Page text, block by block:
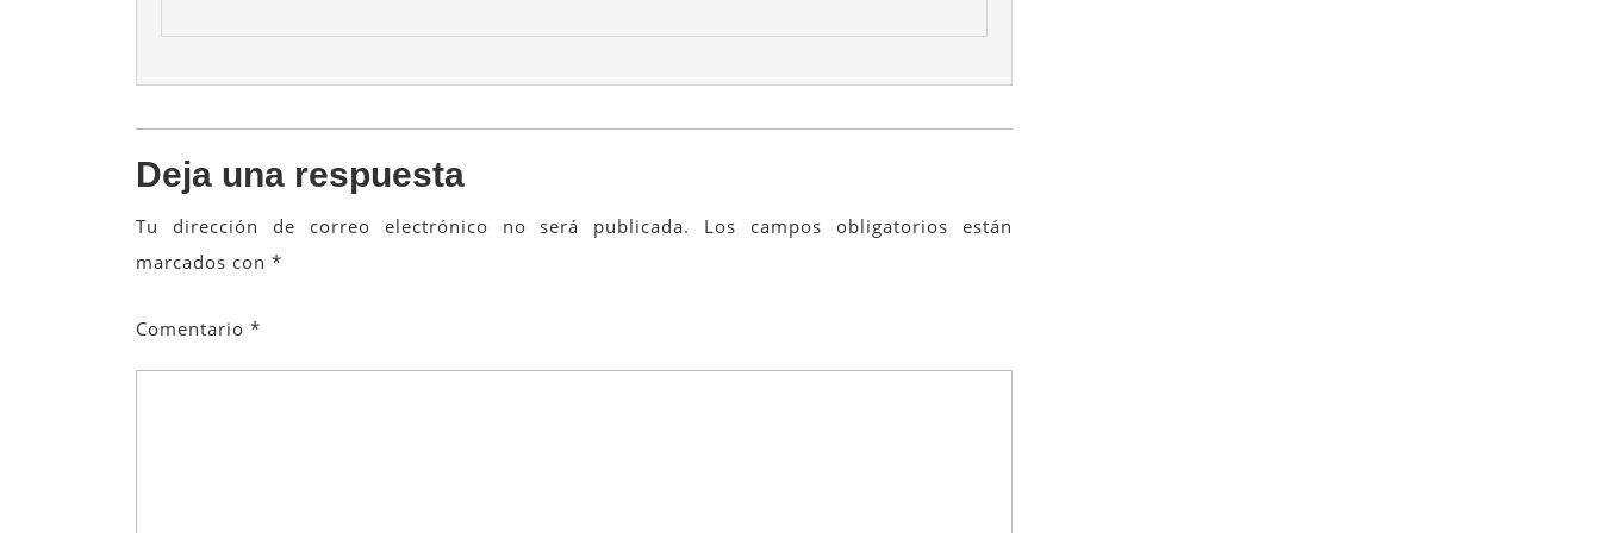
Deja una respuesta
Tu dirección de correo electrónico no será publicada.
Los campos obligatorios están
marcados con *
Comentario *